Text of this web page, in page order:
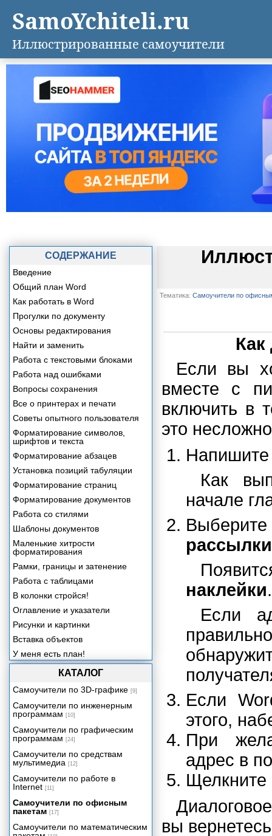
Тематика: Самоучители по
Как
Если вы
вместе с
включить в
это
Как
начале
наклейки.
Если
Если
этого,
При
адрес в
Щелкните
вы
СОДЕРЖАНИЕ
Введение
Общий план Word
Как работать в Word
Прогулки по документу
Основы редактирования
Найти и заменить
Работа с текстовыми блоками
Работа над ошибками
Вопросы сохранения
Все о принтерах и печати
Советы опытного пользователя
Форматирование символов,
шрифтов и текста
Форматирование абзацев
Установка позиций табуляции
Форматирование страниц
Форматирование документов
Работа со стилями
Шаблоны документов
Маленькие хитрости
форматирования
Рамки, границы и затенение
Работа с таблицами
В колонки стройся!
Оглавление и указатели
Рисунки и картинки
Вставка объектов
У меня есть план!
Работа над документом
совместно с другими
пользователями
Настройка Word
Проблемы в Word
Что еще может Word
Печать письма
Брошюры и поздравительные
Изготовление наклеек
Великолепные десятки
КАТАЛОГ
Самоучители по 3D-графике [9]
Самоучители по инженерным
программам [10]
Самоучители по графическим
программам [24]
Самоучители по средствам
мультимедиа [12]
Самоучители по работе в
Internet [11]
Самоучители по офисным
пакетам [17]
Самоучители по математическим
SamoYchiteli.ru
Иллюстрированные самоучители